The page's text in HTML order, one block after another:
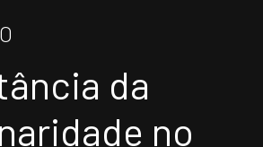
ÁREAS DE ATUAÇÃO
da
no